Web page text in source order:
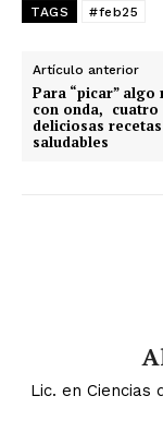
TAGS #feb25
Artículo anterior
Para “picar” algo
con onda, cuatro
deliciosas recetas
saludables
Lic. en Ciencias